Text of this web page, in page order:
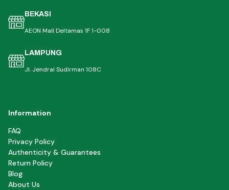
BEKASI
AEON Mall Deltamas 1F 1-008
LAMPUNG
Jl. Jendral Sudirman 108C
Information
FAQ
Privacy Policy
Authenticity & Guarantees
Return Policy
Blog
About Us